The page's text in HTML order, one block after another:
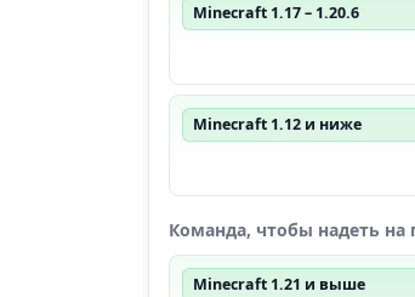
Minecraft 1.17 – 1.20.6
Minecraft 1.12 и ниже
Команда, чтобы надеть на
Minecraft 1.21 и выше